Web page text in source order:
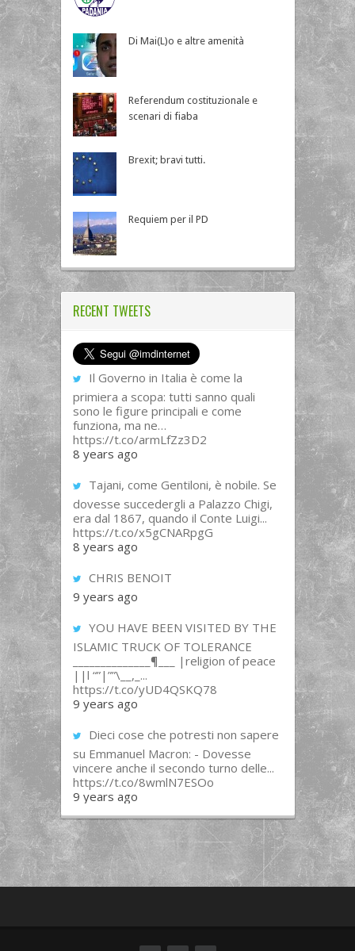
Di Mai(L)o e altre amenità
Referendum costituzionale e
scenari di fiaba
Brexit; bravi tutti.
Requiem per il PD
RECENT TWEETS
Il Governo in Italia è come la
primiera a scopa: tutti sanno quali
sono le figure principali e come
funziona, ma ne…
https://t.co/armLfZz3D2
8 years ago
Tajani, come Gentiloni, è nobile. Se
dovesse succedergli a Palazzo Chigi,
era dal 1867, quando il Conte Luigi...
https://t.co/x5gCNARpgG
8 years ago
CHRIS BENOIT
9 years ago
YOU HAVE BEEN VISITED BY THE
ISLAMIC TRUCK OF TOLERANCE
______________¶___ |religion of peace
||l “”|””\__,_...
https://t.co/yUD4QSKQ78
9 years ago
Dieci cose che potresti non sapere
su Emmanuel Macron: - Dovesse
vincere anche il secondo turno delle...
https://t.co/8wmlN7ESOo
9 years ago